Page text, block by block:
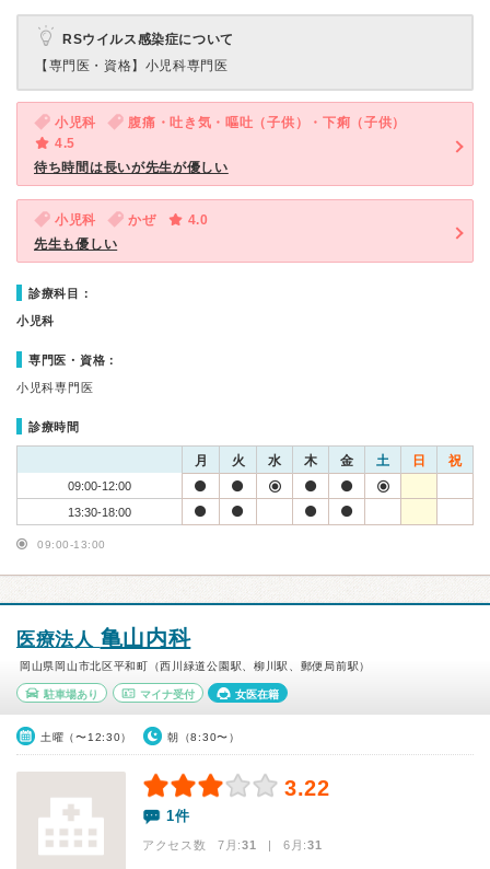
RSウイルス感染症について
【専門医・資格】 小児科専門医
小児科
腹痛・吐き気・嘔吐（子供）・下痢（子供）
4.5
待ち時間は長いが先生が優しい
小児科 かぜ
4.0
先生も優しい
診療科目：
小児科
専門医・資格：
小児科専門医
診療時間
月 火 水 木 金 土 日 祝
09:00-12:00
13:30-18:00
09:00-13:00
医療法人 亀山内科
岡山県岡山市北区平和町（西川緑道公園駅、柳川駅、郵便局前駅）
駐車場あり マイナ受付 女医在籍
土曜（〜12:30） 朝（8:30〜）
3.22
1件
アクセス数 7月:31 | 6月:31